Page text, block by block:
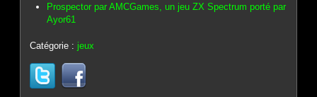
Prospector par AMCGames, un jeu ZX Spectrum porté par
Ayor61
Catégorie :jeux